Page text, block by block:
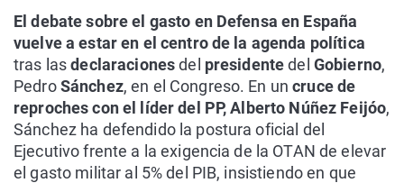
El debate sobre el gasto en Defensa en España
vuelve a estar en el centro de la agenda política
tras lasdeclaracionesdel presidentedel Gobierno,
PedroSánchez, en el Congreso. En un cruce de
reproches con el líder del PP, Alberto Núñez Feijóo,
Sánchez ha defendido la postura oficial del
Ejecutivo frente a la exigencia de la OTAN de elevar
el gasto militar al 5% del PIB, insistiendo en que